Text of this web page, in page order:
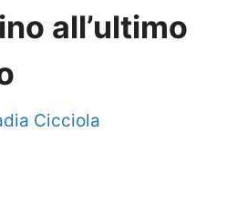
all’ultimo
Cicciola